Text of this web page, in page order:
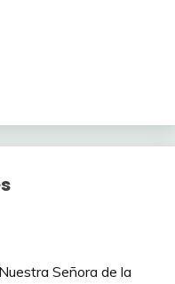
Señora de la